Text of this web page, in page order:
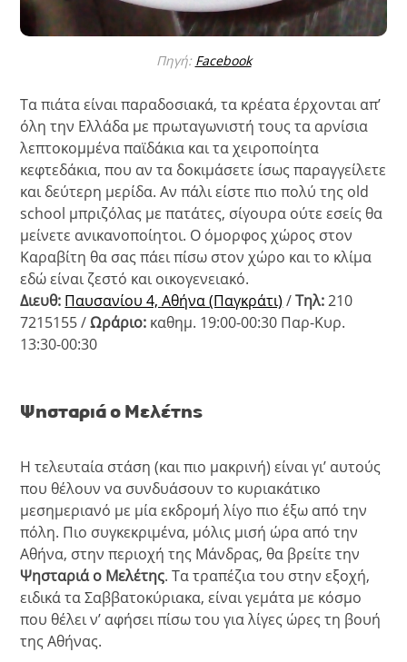
Πηγή: Facebook
Τα πιάτα είναι παραδοσιακά, τα κρέατα έρχονται απ’
όλη την Ελλάδα με πρωταγωνιστή τους τα αρνίσια
λεπτοκομμένα παϊδάκια και τα χειροποίητα
κεφτεδάκια, που αν τα δοκιμάσετε ίσως παραγγείλετε
και δεύτερη μερίδα. Αν πάλι είστε πιο πολύ της old
school μπριζόλας με πατάτες, σίγουρα ούτε εσείς θα
μείνετε ανικανοποίητοι. Ο όμορφος χώρος στον
Καραβίτη θα σας πάει πίσω στον χώρο και το κλίμα
εδώ είναι ζεστό και οικογενειακό.
Διευθ: Παυσανίου 4, Αθήνα (Παγκράτι) /Τηλ:210
7215155 /Ωράριο: καθημ. 19:00-00:30 Παρ-Κυρ.
13:30-00:30
Ψησταριά ο Μελέτης
Η τελευταία στάση (και πιο μακρινή) είναι γι’ αυτούς
που θέλουν να συνδυάσουν το κυριακάτικο
μεσημεριανό με μία εκδρομή λίγο πιο έξω από την
πόλη. Πιο συγκεκριμένα, μόλις μισή ώρα από την
Αθήνα, στην περιοχή της Μάνδρας, θα βρείτε την
Ψησταριά ο Μελέτης. Τα τραπέζια του στην εξοχή,
ειδικά τα Σαββατοκύριακα, είναι γεμάτα με κόσμο
που θέλει ν’ αφήσει πίσω του για λίγες ώρες τη βουή
της Αθήνας.